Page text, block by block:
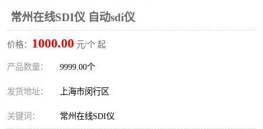
常州在线SDI仪 自动sdi仪
价格： 1000.00 元/个 起
产品数量： 9999.00个
发货地址： 上海市闵行区
关键词： 常州在线SDI仪